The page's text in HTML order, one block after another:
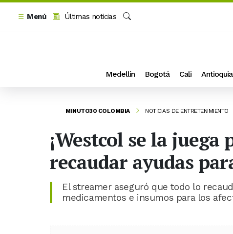
Menú
Últimas noticias
Medellín Bogotá Cali Antioquia
MINUTO30 COLOMBIA NOTICIAS DE ENTRETENIMIENTO
¡Westcol se la
recaudar ayudas
El streamer aseguró que todo lo
medicamentos e insumos para los